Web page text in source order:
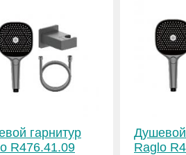
гарнитур
R476.41.09
Душевой
Raglo